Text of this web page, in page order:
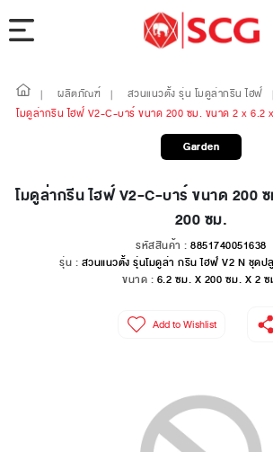
| ผลิตภัณฑ์ | สวนแนวตั้ง รุ่น โมดูล่ากรีน ไฮฟ์
|
โมดูล่ากรีน ไฮฟ์ V2-C-บาร์ ขนาด 200 ซม. ขนาด 2 x 6.2
Garden
โมดูล่ากรีน ไฮฟ์ V2-C-บาร์ ขนาด 200
200 ซม.
รหัสสินค้า : 8851740051638
รุ่น : สวนแนวตั้ง รุ่นโมดูล่า กรีน ไฮฟ์ V2 N ชุด
ขนาด : 6.2 ซม. X 200 ซม. X 2
Add to Wishlist